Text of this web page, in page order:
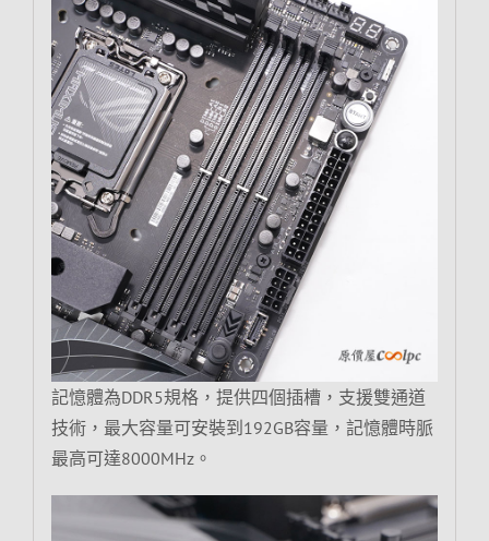
記憶體為DDR5規格，提供四個插槽，支援雙通道
技術，最大容量可安裝到192GB容量，記憶體時脈
最高可達8000MHz。